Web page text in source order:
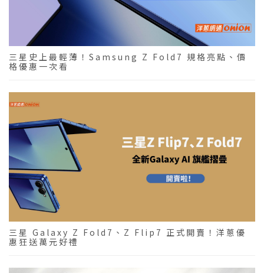
三星史上最輕薄！Samsung Z Fold7 規格亮點、價
格優惠一次看
三星 Galaxy Z Fold7、Z Flip7 正式開賣！洋蔥優
惠狂送萬元好禮